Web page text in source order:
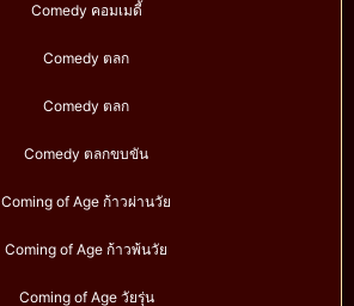
Comedy คอมเมดี้
Comedy ตลก
Comedy ตลก
Comedy ตลกขบขัน
Coming of Age ก้าวผ่านวัย
Coming of Age ก้าวพ้นวัย
Coming of Age วัยรุ่น